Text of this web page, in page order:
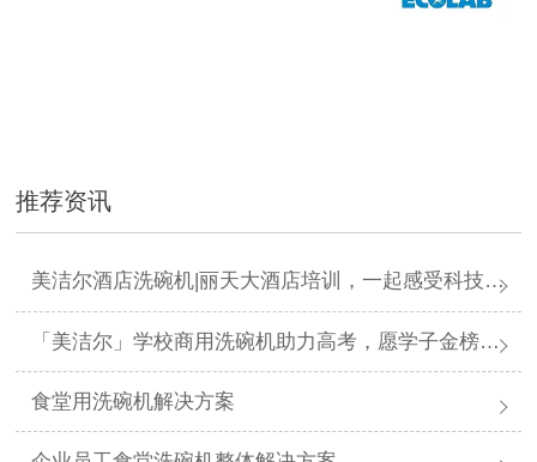
推荐资讯
美洁尔酒店洗碗机|丽天大酒店培训，一起感受科技力量
「美洁尔」学校商用洗碗机助力高考，愿学子金榜题名
食堂用洗碗机解决方案